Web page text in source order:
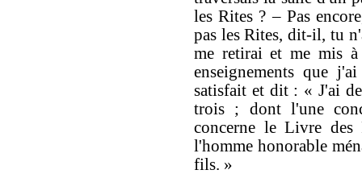
les Rites ? – Pas
pas les Rites, dit-il, tu
me retirai et me mis
enseignements que
satisfait et dit : « J'ai
trois ; dont l'une
concerne le Livre
l'homme honorable
fils. »